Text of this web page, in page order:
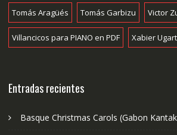
Tomás Aragüés Tomás Garbizu Victor
Villancicos para PIANO en PDF Xabier
Entradas recientes
Basque Christmas Carols (Gabon